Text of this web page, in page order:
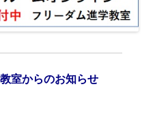
室からのお知らせ